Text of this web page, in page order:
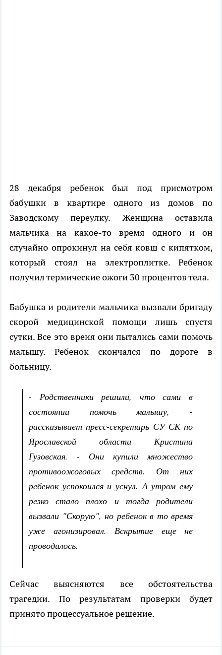
28 декабря ребенок был под присмотром
бабушки в квартире одного из домов по
Заводскому переулку. Женщина оставила
мальчика на какое-то время одного и он
случайно опрокинул на себя ковш с кипятком,
который стоял на электроплитке. Ребенок
получил термические ожоги 30 процентов тела.
Бабушка и родители мальчика вызвали бригаду
скорой медицинской помощи лишь спустя
сутки. Все это вреия они пытались сами помочь
малышу. Ребенок скончался по дороге в
больницу.
- Родственники решили, что сами в
состоянии помочь малышу, -
рассказывает пресс-секретарь СУ СК по
Ярославской области Кристина
Гузовская. - Они купили множество
противоожоговых средств. От них
ребенок успокоился и уснул. А утром ему
резко стало плохо и тогда родители
вызвали "Скорую", но ребенок в то время
уже агонизировал. Вскрытие еще не
проводилось.
Сейчас выясняются все обстоятельства
трагедии. По результатам проверки будет
принято процессуальное решение.